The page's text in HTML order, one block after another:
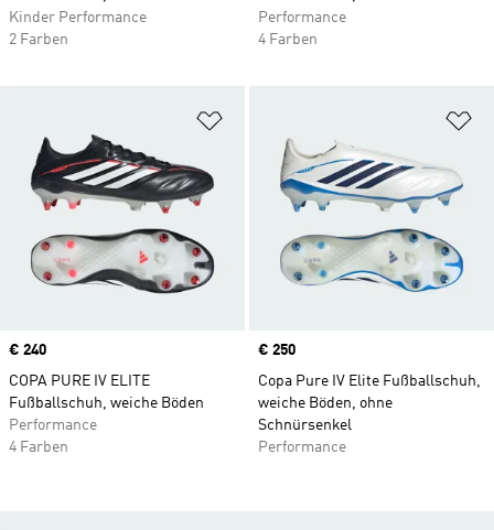
Kinder Performance
2 Farben
Performance
4 Farben
Price
€ 240
COPA PURE IV ELITE
Fußballschuh, weiche Böden
Performance
4 Farben
Price
€ 250
Copa Pure IV Elite Fußballschuh,
weiche Böden, ohne
Schnürsenkel
Performance